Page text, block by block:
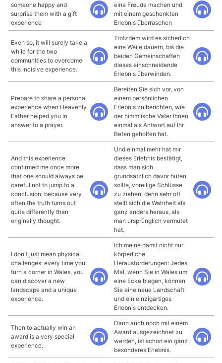
someone happy and
surprise them with a gift
experience
eine Freude machen und
mit einem geschenkten
Erlebnis überraschen
Even so, it will surely take a
while for the two
communities to overcome
this incisive experience.
Trotzdem wird es sicherlich
eine Weile dauern, bis die
beiden Gemeinschaften
dieses einschneidende
Erlebnis überwinden.
Prepare to share a personal
experience when Heavenly
Father helped you in
answer to a prayer.
Bereiten Sie sich vor, von
einem persönlichen
Erlebnis zu berichten, wie
der himmlische Vater Ihnen
einmal als Antwort auf Ihr
Beten geholfen hat.
And this experience
confirmed me once more
that one should always be
careful not to jump to a
conclusion, because very
often the truth turns out
quite differently than
originally thought.
Und einmal mehr hat mir
dieses Erlebnis bestätigt,
dass man sich
grundsätzlich davor hüten
sollte, voreilige Schlüsse
zu ziehen, denn sehr oft
stellt sich die Wahrheit als
ganz anders heraus, als
man ursprünglich vermutet
hat.
I don't just mean physical
challenges: every time you
turn a corner in Wales, you
can discover a new
landscape and a unique
experience.
Ich meine damit nicht nur
körperliche
Herausforderungen: Jedes
Mal, wenn Sie in Wales um
eine Ecke biegen, können
Sie eine neue Landschaft
und ein einzigartiges
Erlebnis entdecken.
Then to actually win an
award is a very special
experience.
Dann auch noch mit einem
Award ausgezeichnet zu
werden, ist schon ein ganz
besonderes Erlebnis.